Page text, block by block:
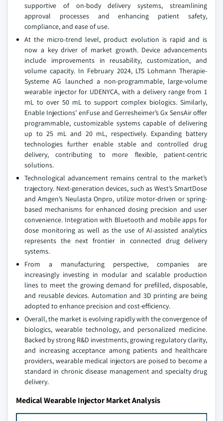
supportive of on-body delivery systems, streamlining
approval processes and enhancing patient safety,
compliance, and ease of use.
At the micro-trend level, product evolution is rapid and is
now a key driver of market growth. Device advancements
include improvements in reusability, customization, and
volume capacity. In February 2024, LTS Lohmann Therapie-
Systeme AG launched a non-programmable, large-volume
wearable injector for UDENYCA, with a delivery range from 1
mL to over 50 mL to support complex biologics. Similarly,
Enable Injections’ enFuse and Gerresheimer’s Gx SensAir offer
programmable, customizable systems capable of delivering
up to 25 mL and 20 mL, respectively. Expanding battery
technologies further enable stable and controlled drug
delivery, contributing to more flexible, patient-centric
solutions.
Technological advancement remains central to the market’s
trajectory. Next-generation devices, such as West’s SmartDose
and Amgen’s Neulasta Onpro, utilize motor-driven or spring-
based mechanisms for enhanced dosing precision and user
convenience. Integration with Bluetooth and mobile apps for
dose monitoring as well as the use of AI-assisted analytics
represents the next frontier in connected drug delivery
systems.
From a manufacturing perspective, companies are
increasingly investing in modular and scalable production
lines to meet the growing demand for prefilled, disposable,
and reusable devices. Automation and 3D printing are being
adopted to enhance precision and cost-efficiency.
Overall, the market is evolving rapidly with the convergence of
biologics, wearable technology, and personalized medicine.
Backed by strong R&D investments, growing regulatory clarity,
and increasing acceptance among patients and healthcare
providers, wearable medical injectors are poised to become a
standard in chronic disease management and specialty drug
delivery.
Medical Wearable Injector Market Analysis